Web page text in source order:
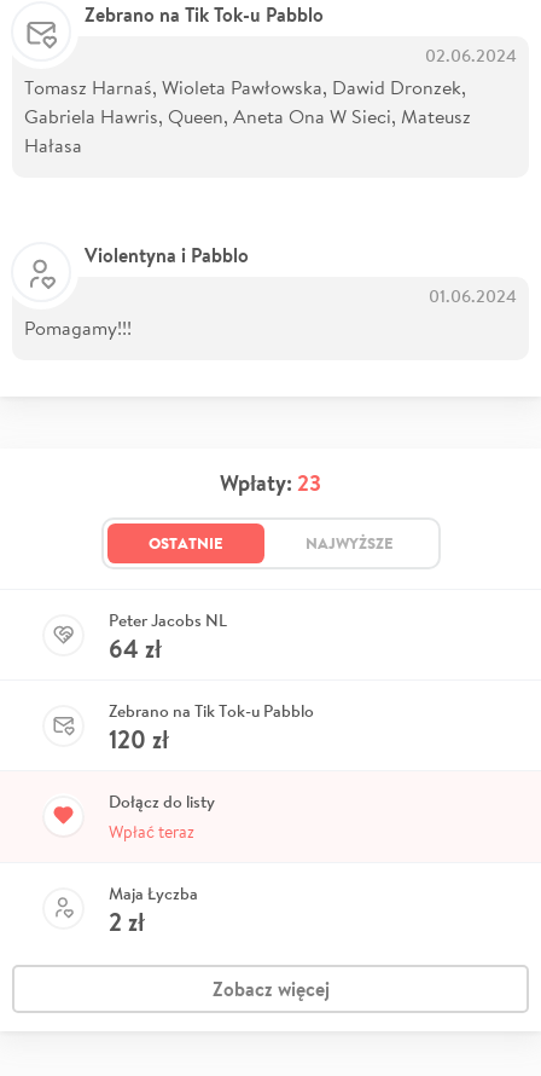
Zebrano na Tik Tok-u Pabblo
02.06.2024
Tomasz Harnaś, Wioleta Pawłowska, Dawid Dronzek,
Gabriela Hawris, Queen, Aneta Ona W Sieci, Mateusz
Hałasa
Violentyna i Pabblo
01.06.2024
Pomagamy!!!
Wpłaty: 23
OSTATNIE NAJWYŻSZE
Peter Jacobs NL
64 zł
Zebrano na Tik Tok-u Pabblo
120 zł
Dołącz do listy
Wpłać teraz
Maja Łyczba
2 zł
Zobacz więcej